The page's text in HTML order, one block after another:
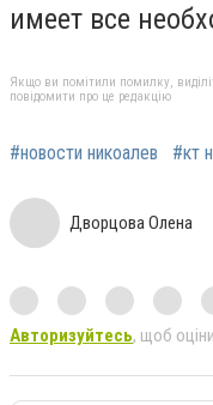
имеет все
Якщо ви помітили помилку,
повідомити про це редакцію
#новости никоалев #кт
Дворцова Олена
Авторизуйтесь, щоб